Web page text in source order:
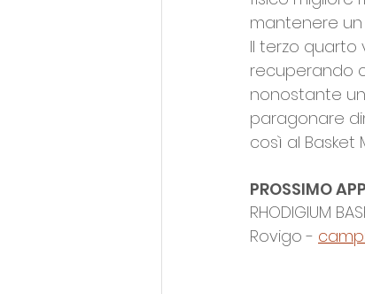
mantenere
Il terzo quarto
recuperando
nonostante
paragonare
così al Basket
PROSSIMO
RHODIGIUM
Rovigo -